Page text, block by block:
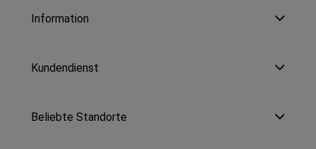
Information
Kundendienst
Beliebte Standorte